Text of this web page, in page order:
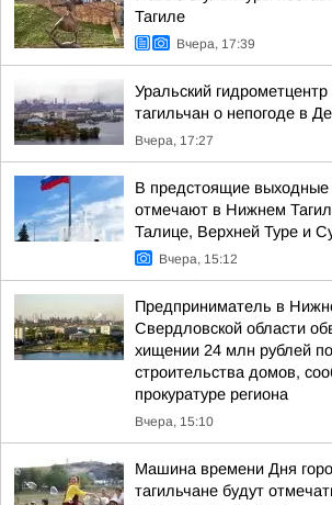
Тагиле
Вчера, 17:39
Уральский
тагильчан о непогоде в
Вчера, 17:27
В предстоящие выходные
отмечают в Нижнем
Талице, Верхней Туре и
Вчера, 15:12
Предприниматель в
Свердловской области
хищении 24 млн рублей
строительства домов,
прокуратуре региона
Вчера, 15:10
Машина времени Дня
тагильчане будут